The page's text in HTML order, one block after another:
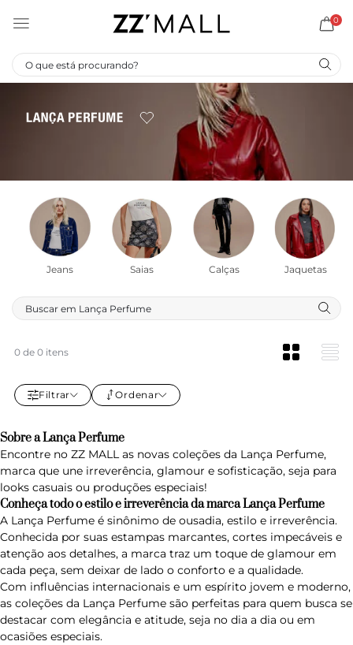
0
Jeans Saias Calças Jaquetas
0 de 0 itens
Filtrar Ordenar
Sobre a Lança Perfume
Encontre no ZZ MALL as novas coleções da Lança Perfume,
marca que une irreverência, glamour e sofisticação, seja para
looks casuais ou produções especiais!
Conheça todo o estilo e irreverência da marca Lança Perfume
A Lança Perfume é sinônimo de ousadia, estilo e irreverência.
Conhecida por suas estampas marcantes, cortes impecáveis e
atenção aos detalhes, a marca traz um toque de glamour em
cada peça, sem deixar de lado o conforto e a qualidade.
Com influências internacionais e um espírito jovem e moderno,
as coleções da Lança Perfume são perfeitas para quem busca se
destacar com elegância e atitude, seja no dia a dia ou em
ocasiões especiais.